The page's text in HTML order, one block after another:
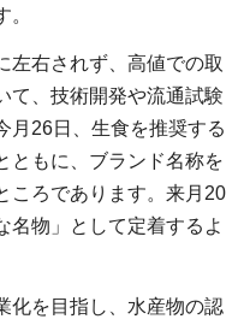
左右されず、高値での取
て、技術開発や流通試験
月26日、生食を推奨する
ともに、ブランド名称を
ころであります。来月20
名物」として定着するよ
化を目指し、水産物の認